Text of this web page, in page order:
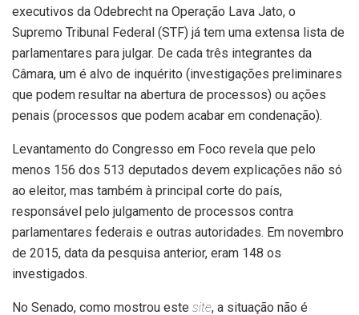
executivos da Odebrecht na Operação Lava Jato, o
Supremo Tribunal Federal (STF) já tem uma extensa lista de
parlamentares para julgar. De cada três integrantes da
Câmara, um é alvo de inquérito (investigações preliminares
que podem resultar na abertura de processos) ou ações
penais (processos que podem acabar em condenação).
Levantamento do Congresso em Foco revela que pelo
menos 156 dos 513 deputados devem explicações não só
ao eleitor, mas também à principal corte do país,
responsável pelo julgamento de processos contra
parlamentares federais e outras autoridades. Em novembro
de 2015, data da pesquisa anterior, eram 148 os
investigados.
No Senado, como mostrou este site, a situação não é